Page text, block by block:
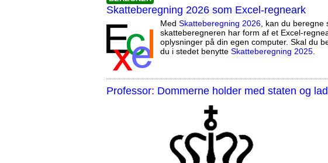
Skatteberegning 2026 som Excel-regneark
Med Skatteberegning 2026, kan du beregne
skatteberegneren har form af et Excel-
oplysninger på din egen computer. Skal du
du i stedet benytte Skatteberegning 2025.
Professor: Dommerne holder med staten og